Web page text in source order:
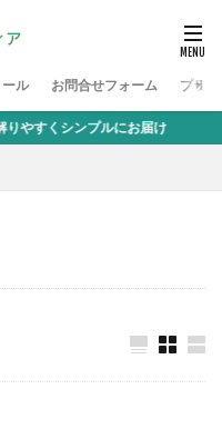
ル お問合せフォーム プラ
くシンプルにお届け